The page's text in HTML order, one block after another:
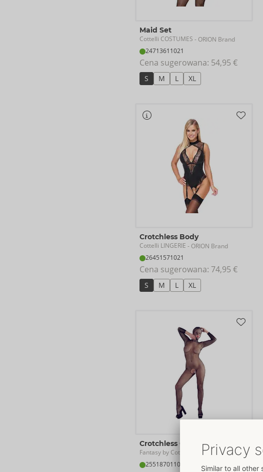
Maid Set
Cottelli COSTUMES - ORION Brand
24713611021
Cena sugerowana: 54,95 €
S M L XL
Crotchless Body
Cottelli LINGERIE - ORION Brand
26451571021
Cena sugerowana: 74,95 €
S M L XL
Crotchless Catsuit
Fantasy by Cottelli
- ORION Brand
25518701101